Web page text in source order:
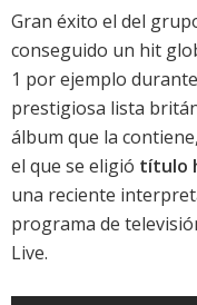
Gran éxito el del
conseguido un hit
1 por ejemplo
prestigiosa lista
álbum que la
el que se eligió título
una reciente
programa de
Live.